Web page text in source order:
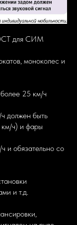
для СИМ
моноколес и
25 км/ч
должен быть
ч) и фары
и обязательно со
и т.д.